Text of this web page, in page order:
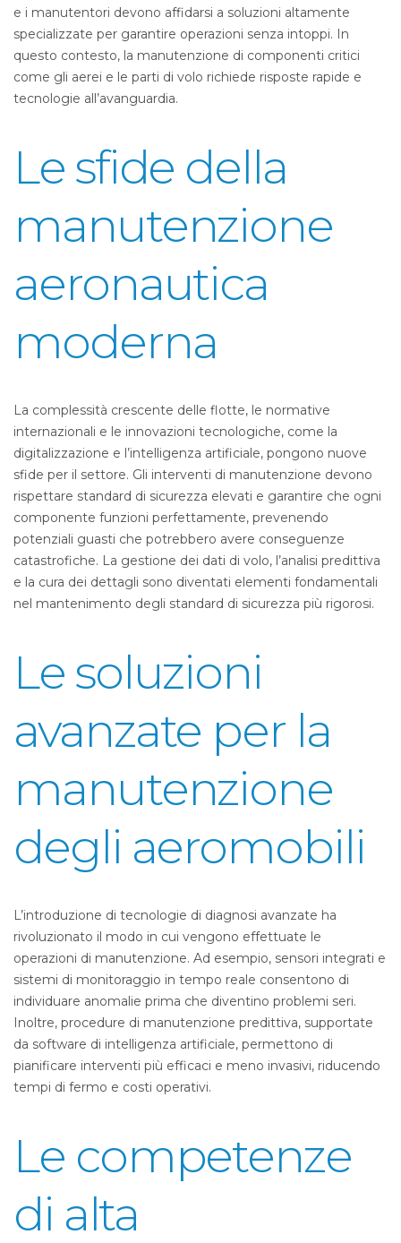
e i manutentori devono affidarsi a soluzioni altamente
specializzate per garantire operazioni senza intoppi. In
questo contesto, la manutenzione di componenti critici
come gli aerei e le parti di volo richiede risposte rapide e
tecnologie all’avanguardia.
Le sfide della
manutenzione
aeronautica
moderna
La complessità crescente delle flotte, le normative
internazionali e le innovazioni tecnologiche, come la
digitalizzazione e l’intelligenza artificiale, pongono nuove
sfide per il settore. Gli interventi di manutenzione devono
rispettare standard di sicurezza elevati e garantire che ogni
componente funzioni perfettamente, prevenendo
potenziali guasti che potrebbero avere conseguenze
catastrofiche. La gestione dei dati di volo, l’analisi predittiva
e la cura dei dettagli sono diventati elementi fondamentali
nel mantenimento degli standard di sicurezza più rigorosi.
Le soluzioni
avanzate per la
manutenzione
degli aeromobili
L’introduzione di tecnologie di diagnosi avanzate ha
rivoluzionato il modo in cui vengono effettuate le
operazioni di manutenzione. Ad esempio, sensori integrati e
sistemi di monitoraggio in tempo reale consentono di
individuare anomalie prima che diventino problemi seri.
Inoltre, procedure di manutenzione predittiva, supportate
da software di intelligenza artificiale, permettono di
pianificare interventi più efficaci e meno invasivi, riducendo
tempi di fermo e costi operativi.
Le competenze
di alta